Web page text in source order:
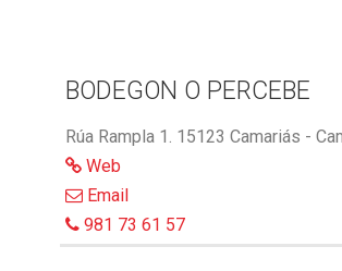
BODEGON O PERCEBE
Rúa Rampla 1. 15123 Camariás -
Web
Email
981 73 61 57